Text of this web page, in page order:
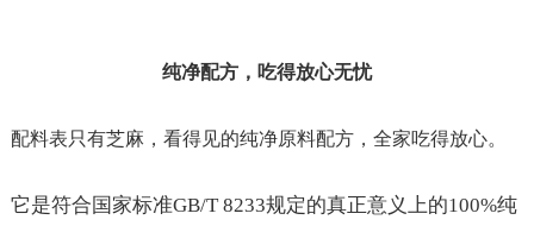
纯净配方，吃得放心无忧
配料表只有芝麻，看得见的纯净原料配方，全家吃得放心。
它是符合国家标准GB/T 8233规定的真正意义上的100%纯